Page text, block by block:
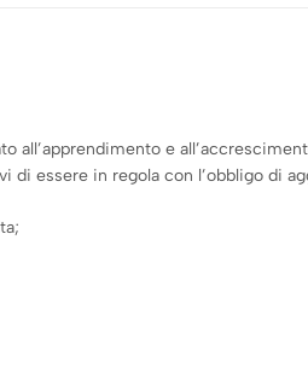
all’apprendimento e
essere in regola con l’obbligo di